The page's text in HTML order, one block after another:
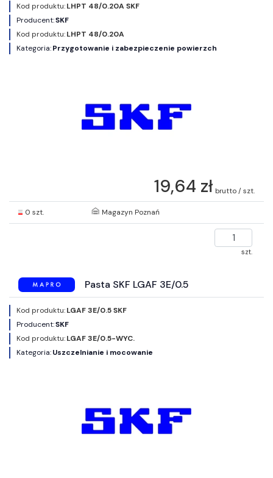
Kod produktu:LHPT 48/0.20A SKF
Producent:SKF
Kod produktu:LHPT 48/0.20A
Kategoria:Przygotowanie i zabezpieczenie powierzch
19,64 zł brutto / szt.
0 szt. Magazyn Poznań
szt.
Pasta SKF LGAF 3E/0.5
Kod produktu:LGAF 3E/0.5 SKF
Producent:SKF
Kod produktu:LGAF 3E/0.5-WYC.
Kategoria:Uszczelnianie i mocowanie